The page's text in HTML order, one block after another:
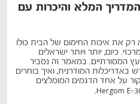
המלא והיכרות עם
את איכות החימום של הבית כולו
כיום, יותר ויותר ישראלים
המסורתיים. במאמר זה נסביר
באדריכלות המודרנית, ואיך בוחרים
על אחד הדגמים המומלצים
Hergom E-
.